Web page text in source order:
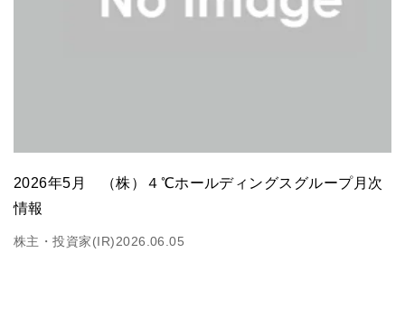
2026年5月 （株）４℃ホールディングスグループ月次
情報
株主・投資家(IR)2026.06.05